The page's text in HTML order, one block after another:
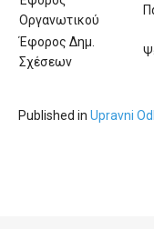
Οργανωτικού
Έφορος Δημ.
Σχέσεων
Published in Upravni